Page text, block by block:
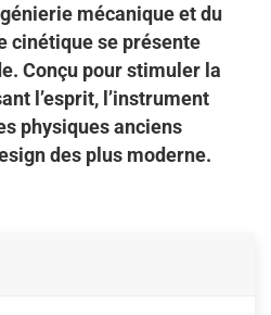
mécanique et du
cinétique se présente
Conçu pour stimuler la
l’esprit, l’instrument
physiques anciens
des plus moderne.